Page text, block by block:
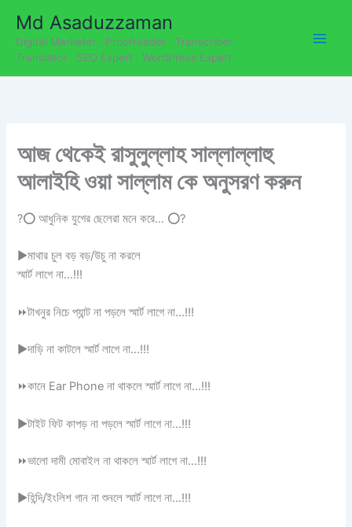
content
Md Asaduzzaman
Digital Marketer . Proofreader . Transcriber .
Translator . SEO Expert . WordPress Expert
আজ থেকেই রাসুলুল্লাহ সাল্লাল্লাহু
আলাইহি ওয়া সাল্লাম কে অনুসরণ করুন
?⭕ আধুনিক যুগের ছেলেরা মনে করে… ⭕?
▶মাথার চুল বড় বড়/উচু না করলে
স্মার্ট লাগে না…!!!
⏩টাখনুর নিচে প্যান্ট না পড়লে স্মার্ট লাগে না…!!!
▶দাড়ি না কাটলে স্মার্ট লাগে না…!!!
⏩কানে Ear Phone না থাকলে স্মার্ট লাগে না…!!!
▶টাইট ফিট কাপড় না পড়লে স্মার্ট লাগে না…!!!
⏩ভালো দামী মোবাইল না থাকলে স্মার্ট লাগে না…!!!
▶হিন্দি/ইংলিশ গান না শুনলে স্মার্ট লাগে না…!!!
a
t
e
s